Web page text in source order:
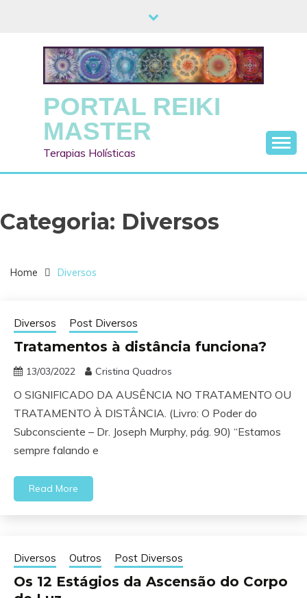
PORTAL REIKI
MASTER
Terapias Holísticas
Categoria: Diversos
Home Diversos
Diversos Post Diversos
Tratamentos à distância funciona?
13/03/2022 Cristina Quadros
O SIGNIFICADO DA AUSÊNCIA NO TRATAMENTO OU
TRATAMENTO À DISTÂNCIA. (Livro: O Poder do
Subconsciente – Dr. Joseph Murphy, pág. 90) “Estamos
sempre falando e
Read More
Diversos Outros Post Diversos
Os 12 Estágios da Ascensão do Corpo